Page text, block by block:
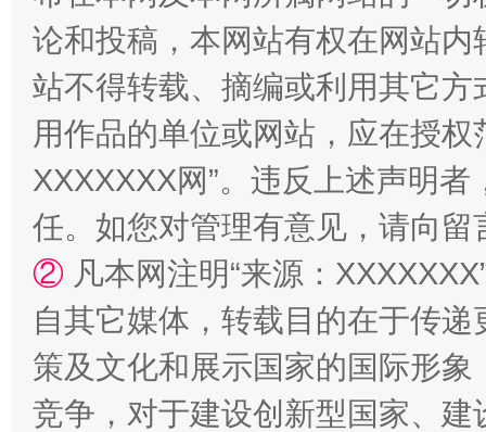
论和投稿，本网站有权在网站
站不得转载、摘编或利用其它
用作品的单位或网站，应在授
XXXXXXX网”。违反上述声明
任。如您对管理有意见，请向
② 凡本网注明“来源：
自其它媒体，转载目的在于传
策及文化和展示国家的国际形
竞争，对于建设创新型国家、